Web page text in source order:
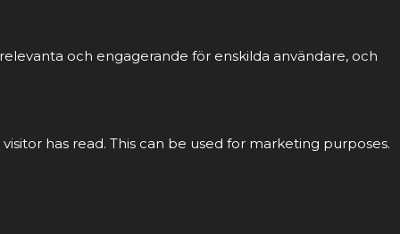
och engagerande för enskilda användare, och
has read. This can be used for marketing purposes.